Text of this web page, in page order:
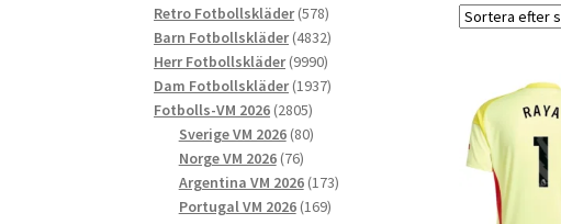
Retro Fotbollskläder 578578
produkter
Barn Fotbollskläder 48324832
produkter
Herr Fotbollskläder 99909990
produkter
Dam Fotbollskläder 19371937
Fotbolls-VM 2026 28052805
produkter
Sverige VM 2026 8080
Norge VM 2026 7676
produkter
Argentina VM 2026 173173
Portugal VM 2026 169169